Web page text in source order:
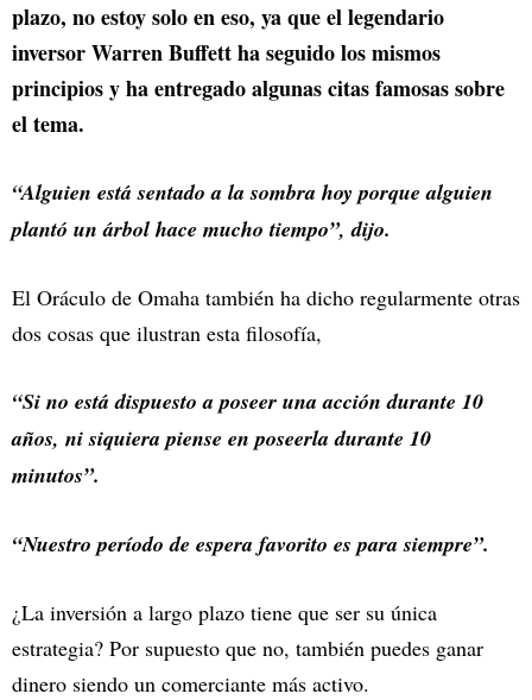
plazo, no estoy solo en eso, ya que el legendario
inversor Warren Buffett ha seguido los mismos
principios y ha entregado algunas citas famosas sobre
el tema.
“Alguien está sentado a la sombra hoy porque alguien
plantó un árbol hace mucho tiempo”, dijo.
El Oráculo de Omaha también ha dicho regularmente otras
dos cosas que ilustran esta filosofía,
“Si no está dispuesto a poseer una acción durante 10
años, ni siquiera piense en poseerla durante 10
minutos”.
“Nuestro período de espera favorito es para siempre”.
¿La inversión a largo plazo tiene que ser su única
estrategia? Por supuesto que no, también puedes ganar
dinero siendo un comerciante más activo.